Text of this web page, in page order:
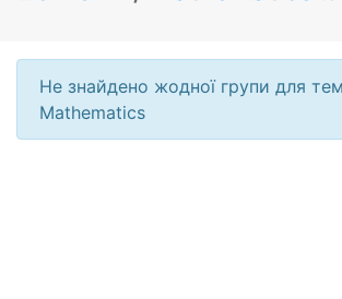
Не знайдено жодної групи для
Mathematics